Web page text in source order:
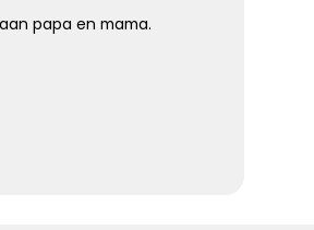
papa en mama.